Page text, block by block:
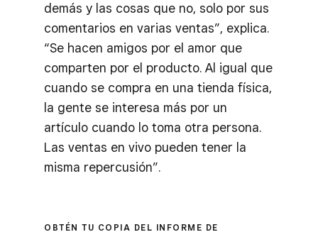
demás y las cosas que no, solo por sus
comentarios en varias ventas”, explica.
“Se hacen amigos por el amor que
comparten por el producto. Al igual que
cuando se compra en una tienda física,
la gente se interesa más por un
artículo cuando lo toma otra persona.
Las ventas en vivo pueden tener la
misma repercusión”.
OBTÉN TU COPIA DEL INFORME DE